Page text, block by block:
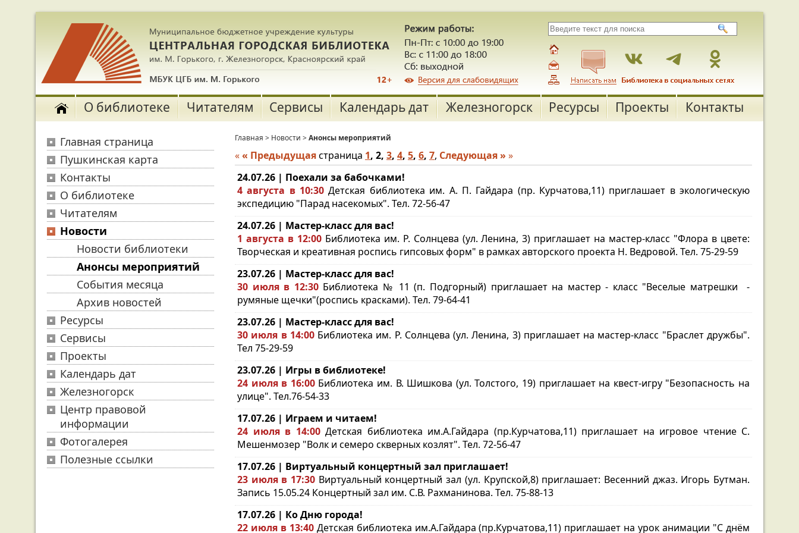
О библиотеке Читателям Сервисы Календарь дат Железногорск Ресурсы Проекты Контакты
Главная страница
Пушкинская карта
Контакты
О библиотеке
Читателям
Новости
Новости библиотеки
Анонсы мероприятий
События месяца
Архив новостей
Ресурсы
Сервисы
Проекты
Календарь дат
Железногорск
Центр правовой
информации
Фотогалерея
Полезные ссылки
Главная > Новости >Анонсы мероприятий
«« Предыдущаястраница 1, 2, 3, 4, 5, 6, 7, Следующая » »
24.07.26 | Поехали за бабочками!
4 августа в 10:30Детская библиотека им. А. П. Гайдара (пр. Курчатова,11) приглашает в экологическую
экспедицию "Парад насекомых". Тел. 72-56-47
24.07.26 | Мастер-класс для вас!
1 августа в 12:00Библиотека им. Р. Солнцева (ул. Ленина, 3) приглашает на мастер-класс "Флора в цвете:
Творческая и креативная роспись гипсовых форм" в рамках авторского проекта Н. Ведровой. Тел. 75-29-59
23.07.26 | Мастер-класс для вас!
30 июля в 12:30 Библиотека № 11 (п. Подгорный) приглашает на мастер - класс "Веселые матрешки -
румяные щечки"(роспись красками). Тел. 79-64-41
23.07.26 | Мастер-класс для вас!
30 июля в 14:00Библиотека им. Р. Солнцева (ул. Ленина, 3) приглашает на мастер-класс "Браслет дружбы".
Тел 75-29-59
23.07.26 | Игры в библиотеке!
24 июля в 16:00Библиотека им. В. Шишкова (ул. Толстого, 19) приглашает на квест-игру "Безопасность на
улице". Тел.76-54-33
17.07.26 | Играем и читаем!
24 июля в 14:00Детская библиотека им.А.Гайдара (пр.Курчатова,11) приглашает на игровое чтение С.
Мешенмозер "Волк и семеро скверных козлят". Тел. 72-56-47
17.07.26 | Виртуальный концертный зал приглашает!
23 июля в 17:30 Виртуальный концертный зал (ул. Крупской,8) приглашает: Весенний джаз. Игорь Бутман.
Запись 15.05.24 Концертный зал им. С.В. Рахманинова. Тел. 75-88-13
17.07.26 | Ко Дню города!
22 июля в 13:40 Детская библиотека им.А.Гайдара (пр.Курчатова,11) приглашает на урок анимации "С днём